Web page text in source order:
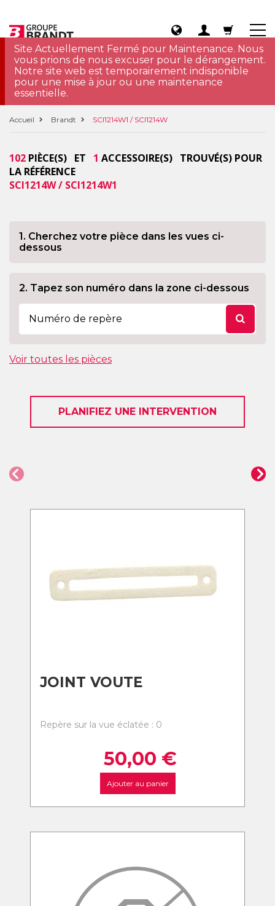
Site Actuellement Fermé pour Maintenance. Nous
vous prions de nous excuser pour le dérangement.
Notre site web est temporairement indisponible
pour une mise à jour ou une maintenance
essentielle.
Accueil Brandt SCI1214W1 / SCI1214W
102 PIÈCE(S) ET 1 ACCESSOIRE(S) TROUVÉ(S) POUR
LA RÉFÉRENCE
SCI1214W / SCI1214W1
1. Cherchez votre pièce dans les vues ci-
dessous
2. Tapez son numéro dans la zone ci-dessous
Voir toutes les pièces
PLANIFIEZ UNE INTERVENTION
JOINT VOUTE
Repère sur la vue éclatée : 0
50,00 €
Ajouter au panier